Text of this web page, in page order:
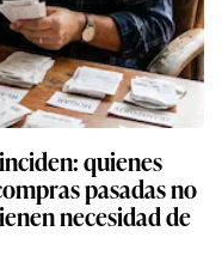
quienes
pasadas no
necesidad de